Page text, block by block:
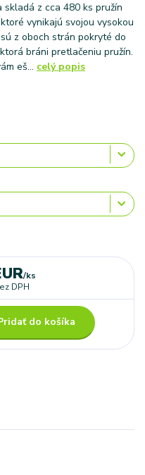
z cca 480 ks pružín
vynikajú svojou vysokou
z oboch strán pokryté do
bráni pretlačeniu pružín.
eš... celý popis
/ks
DPH
do košíka